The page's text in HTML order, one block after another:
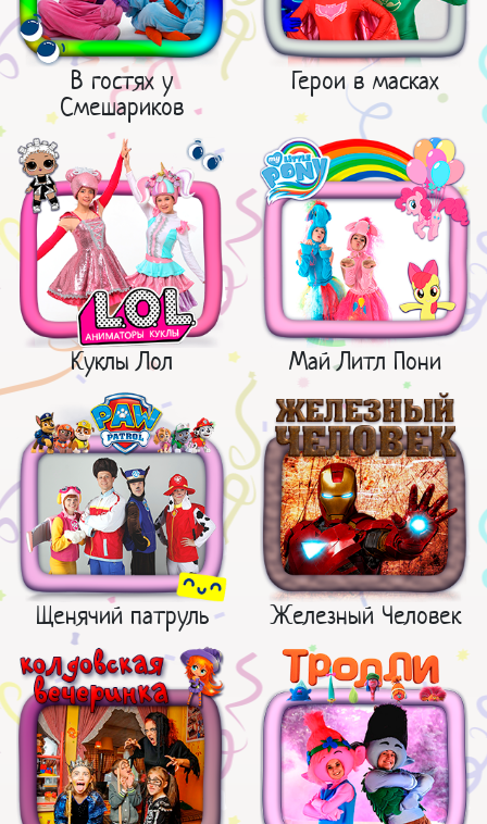
В гостях у
Смешариков
Герои в масках
Куклы Лол Май Литл Пони
Щенячий патруль Железный Человек